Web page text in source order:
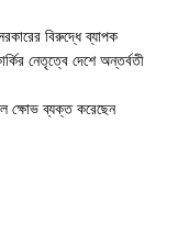
বিরুদ্ধে ব্যাপক
নেতৃত্বে দেশে অন্তর্বতী
ক্ষোভ ব্যক্ত করেছেন